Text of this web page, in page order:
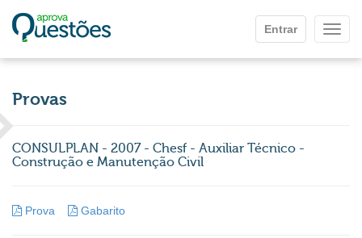
Entrar
Provas
CONSULPLAN - 2007 - Chesf - Auxiliar Técnico -
Construção e Manutenção Civil
Prova Gabarito